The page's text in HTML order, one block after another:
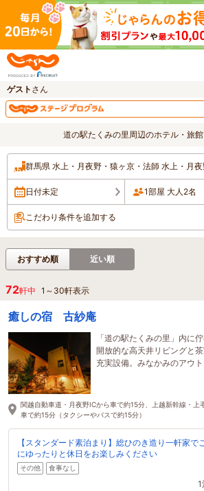
ゲスト さん
道の駅たくみの里周辺のホテル・旅
群馬県 水上・月夜野・猿ヶ京・法師 水上・月
日付未定 1部屋 大人2名
こだわり条件を追加する
おすすめ順 近い順
72軒中 1 ～ 30軒表示
癒しの宿 古紗庵
「道の駅たくみの里」内に
開放的な高天井リビングと
充実設備。みなかみのアウト
関越自動車道・月夜野ICから車で約15分、上越新幹線・上
車で約15分（タクシーやバスで約15分）
【スタンダード素泊まり】総ひのき造り一軒家で
にゆったりと休日をお楽しみください
その他 食事なし
1